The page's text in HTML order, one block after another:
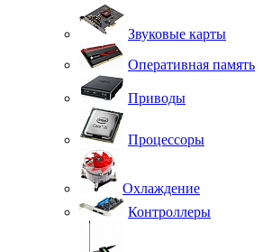
Звуковые карты
Оперативная память
Приводы
Процессоры
Охлаждение
Контроллеры